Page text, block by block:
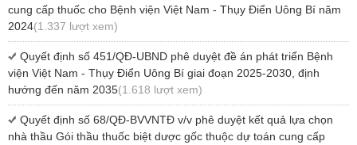
cung cấp thuốc cho Bệnh viện Việt Nam - Thụy Điển Uông Bí năm
2024(1.337 lượt xem)
Quyết định số 451/QĐ-UBND phê duyệt đề án phát triển Bệnh
viện Việt Nam - Thụy Điển Uông Bí giai đoạn 2025-2030, định
hướng đến năm 2035(1.618 lượt xem)
Quyết định số 68/QĐ-BVVNTĐ v/v phê duyệt kết quả lựa chọn
nhà thầu Gói thầu thuốc biệt dược gốc thuộc dự toán cung cấp